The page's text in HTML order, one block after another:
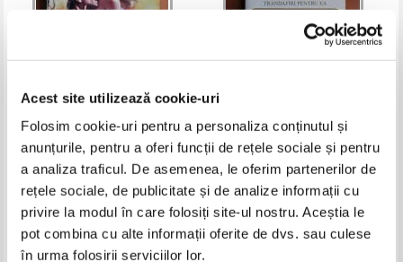
Acest site utilizează cookie-uri
Folosim cookie-uri pentru a personaliza conținutul și
anunțurile, pentru a oferi funcții de rețele sociale și pentru
a analiza traficul. De asemenea, le oferim partenerilor de
rețele sociale, de publicitate și de analize informații cu
privire la modul în care folosiți site-ul nostru. Aceștia le
pot combina cu alte informații oferite de dvs. sau culese
în urma folosirii serviciilor lor.
Julie Garwood - Sotie pentru
altul
IN STOC
Pret:18,00Lei 11,70 Lei
Adaugă în coș
Julie Garwood - Prada regelui
IN STOC
Pret:18,00Lei 11,70 Lei
Adaugă în coș
-30%